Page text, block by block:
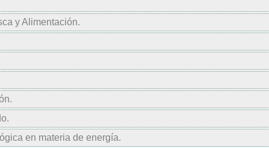
y Alimentación.
en materia de energía.